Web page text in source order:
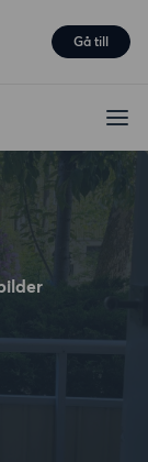
Gå till